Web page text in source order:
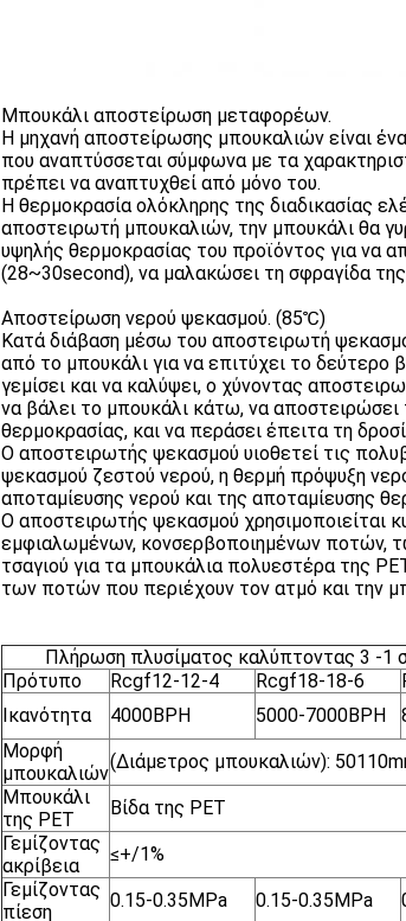
Μπουκάλι αποστείρωση μεταφορέων.
Η μηχανή αποστείρωσης μπουκαλιών είναι
που αναπτύσσεται σύμφωνα με τα
πρέπει να αναπτυχθεί από μόνο του.
Η θερμοκρασία ολόκληρης της διαδικασίας
αποστειρωτή μπουκαλιών, την μπουκάλι θα
υψηλής θερμοκρασίας του προϊόντος για να
(28~30second), να μαλακώσει τη σφραγίδα
Αποστείρωση νερού ψεκασμού. (85℃)
Κατά διάβαση μέσω του αποστειρωτή
από το μπουκάλι για να επιτύχει το
γεμίσει και να καλύψει, ο χύνοντας
να βάλει το μπουκάλι κάτω, να
θερμοκρασίας, και να περάσει έπειτα τη
Ο αποστειρωτής ψεκασμού υιοθετεί τις
ψεκασμού ζεστού νερού, η θερμή πρόψυξη
αποταμίευσης νερού και της αποταμίευσης
Ο αποστειρωτής ψεκασμού χρησιμοποιείται
εμφιαλωμένων, κονσερβοποιημένων ποτών,
τσαγιού για τα μπουκάλια πολυεστέρα της
των ποτών που περιέχουν τον ατμό και την
Πλήρωση πλυσίματος καλύπτοντας 3 -1
Πρότυπο
Rcgf12-12-4 Rcgf18-18-6
Ικανότητα 4000BPH 5000-7000BPH
Μορφή
μπουκαλιών
(Διάμετρος μπουκαλιών):
Μπουκάλι
της PET
Βίδα της PET
Γεμίζοντας
ακρίβεια
≤+/1%
Γεμίζοντας
πίεση
0.15-0.35MPa 0.15-0.35MPa